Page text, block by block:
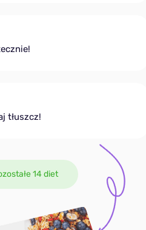
tłuszcz!
14 diet